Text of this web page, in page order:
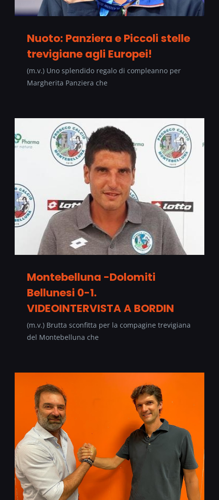
Nuoto: Panziera e Piccoli stelle
trevigiane agli Europei!
(m.v.) Uno splendido regalo di compleanno per
Margherita Panziera che
Montebelluna -Dolomiti
Bellunesi 0-1.
VIDEOINTERVISTA A BORDIN
(m.v.) Brutta sconfitta per la compagine trevigiana
del Montebelluna che